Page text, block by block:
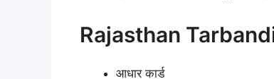
Rajasthan
आधार कार्ड